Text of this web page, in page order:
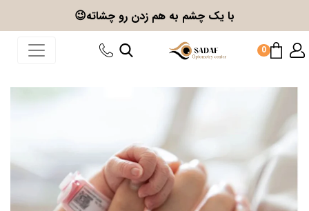
با یک چشم به هم زدن رو چشاته😉
0